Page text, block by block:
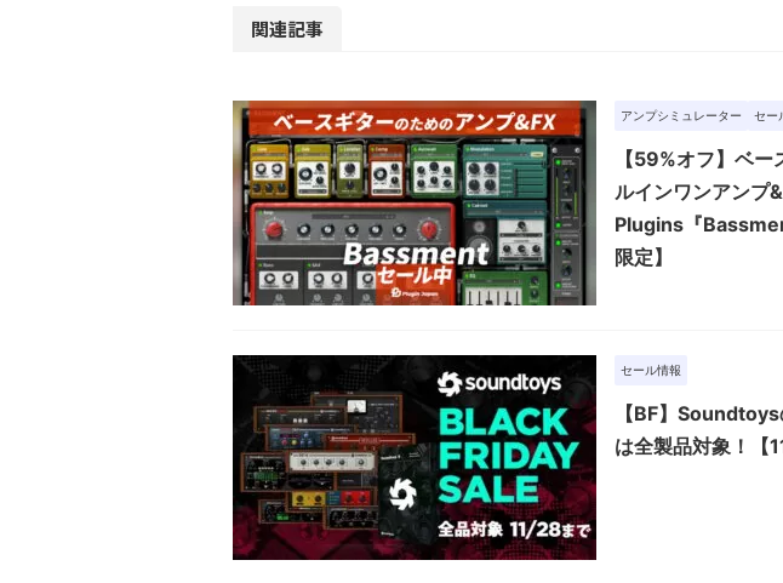
関連記事
アンプシミュレーター セー
【59%オフ】ベ
ルインワンアンプ
Plugins『
限定】
セール情報
【BF】
は全製品対象！【